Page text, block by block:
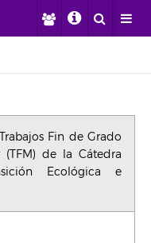
Fin de Grado
(TFM) de la Cátedra
Ecológica e